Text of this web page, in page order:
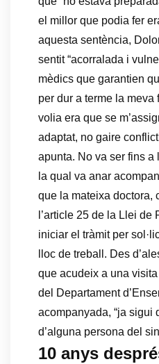
el millor que podia fer
aquesta sentència,
sentit “acorralada i
mèdics que garantien
per dur a terme la meva
volia era que se
adaptat, no gaire
apunta. No va ser fins a
la qual va anar
que la mateixa doctora,
l’article 25 de la Llei de
iniciar el tràmit per
lloc de treball. Des
que acudeix a una
del Departament
acompanyada, “ja sigui
d’alguna persona del
10 anys